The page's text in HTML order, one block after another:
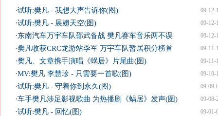
09-12-
·试听:樊凡 - 我想大声告诉你(图)
09-12-
·试听:樊凡 - 展翅天空(图)
09-12-
·东南汽车万宇车队邵武备战 樊凡赛车音乐两不误
09-11-
·樊凡收获CRC龙游站季军 万宇车队暂居积分榜首
09-11-
·樊凡、文章携手演唱《蜗居》片尾曲(图)
09-10-
·MV:樊凡 李慧珍 - 只需要一首歌(图)
09-09-
·试听:樊凡 - 守着你到永久(图)
09-08-
·车手樊凡涉足影视歌曲 为热播剧《蜗居》发声(图)
09-01-
·试听:樊凡 - 回忆(图)